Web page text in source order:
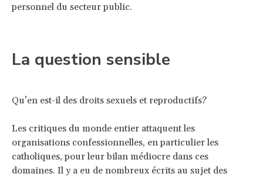
personnel du secteur public.
La question sensible
Qu’en est-il des droits sexuels et reproductifs?
Les critiques du monde entier attaquent les
organisations confessionnelles, en particulier les
catholiques, pour leur bilan médiocre dans ces
domaines. Il y a eu de nombreux écrits au sujet des